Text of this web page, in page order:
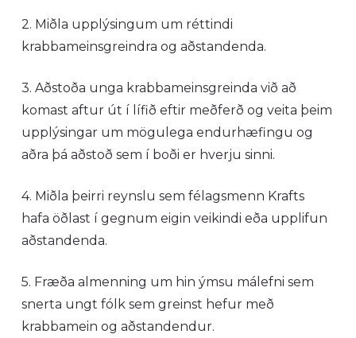
2. Miðla upplýsingum um réttindi
krabbameinsgreindra og aðstandenda.
3. Aðstoða unga krabbameinsgreinda við að
komast aftur út í lífið eftir meðferð og veita þeim
upplýsingar um mögulega endurhæfingu og
aðra þá aðstoð sem í boði er hverju sinni.
4. Miðla þeirri reynslu sem félagsmenn Krafts
hafa öðlast í gegnum eigin veikindi eða upplifun
aðstandenda.
5. Fræða almenning um hin ýmsu málefni sem
snerta ungt fólk sem greinst hefur með
krabbamein og aðstandendur.